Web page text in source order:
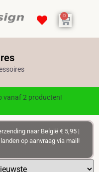
0
vanaf 2 producten!
naar België € 5,95 |
op aanvraag via mail!